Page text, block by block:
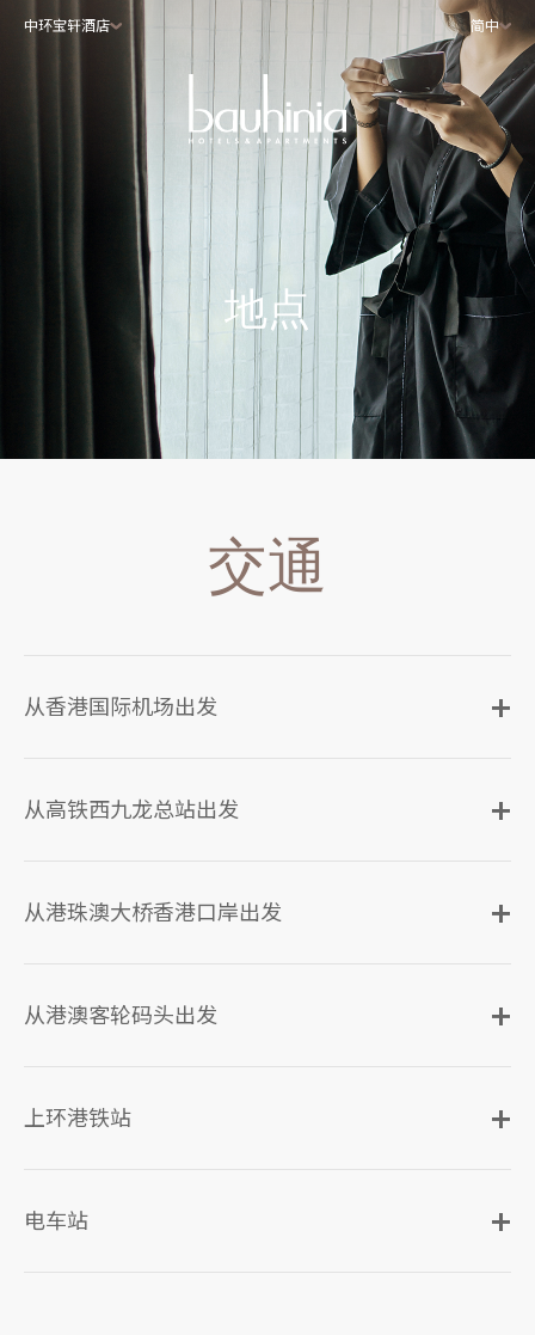
中环宝轩酒店 简中
地点
交通
从香港国际机场出发
从高铁西九龙总站出发
从港珠澳大桥香港口岸出发
从港澳客轮码头出发
上环港铁站
电车站